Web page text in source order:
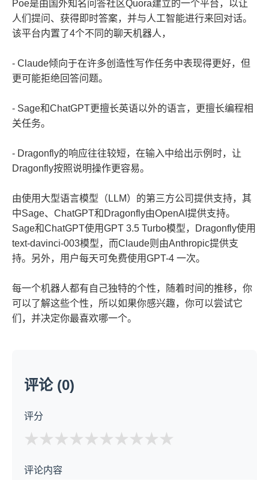
Poe是由国外知名问答社区Quora建立的一个平台，以让
人们提问、获得即时答案，并与人工智能进行来回对话。
该平台内置了4个不同的聊天机器人，
- Claude倾向于在许多创造性写作任务中表现得更好，但
更可能拒绝回答问题。
- Sage和ChatGPT更擅长英语以外的语言，更擅长编程相
关任务。
- Dragonfly的响应往往较短，在输入中给出示例时，让
Dragonfly按照说明操作更容易。
由使用大型语言模型（LLM）的第三方公司提供支持，其
中Sage、ChatGPT和Dragonfly由OpenAI提供支持。
Sage和ChatGPT使用GPT 3.5 Turbo模型，Dragonfly使用
text-davinci-003模型，而Claude则由Anthropic提供支
持。另外，用户每天可免费使用GPT-4 一次。
每一个机器人都有自己独特的个性，随着时间的推移，你
可以了解这些个性，所以如果你感兴趣，你可以尝试它
们，并决定你最喜欢哪一个。
评论 (0)
评分
★ ★ ★ ★ ★
评论内容